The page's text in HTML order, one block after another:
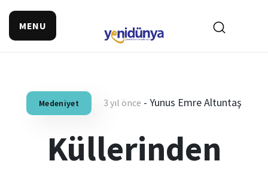
MENU
Medeniyet 3 yıl önce - Yunus Emre Altuntaş
Küllerinden